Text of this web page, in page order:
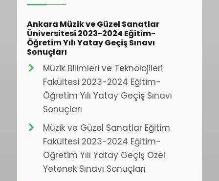
Ankara Müzik ve Güzel Sanatlar
Üniversitesi 2023-2024 Eğitim-
Öğretim Yılı Yatay Geçiş Sınavı
Sonuçları
Müzik Bilimleri ve Teknolojileri
Fakültesi 2023-2024 Eğitim-
Öğretim Yılı Yatay Geçiş Sınavı
Sonuçları
Müzik ve Güzel Sanatlar Eğitim
Fakültesi 2023-2024 Eğitim-
Öğretim Yılı Yatay Geçiş Özel
Yetenek Sınavı Sonuçları